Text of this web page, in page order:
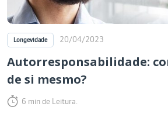
Longevidade 20/04/2023
Autorresponsabilidade:
de si mesmo?
6 min de Leitura.